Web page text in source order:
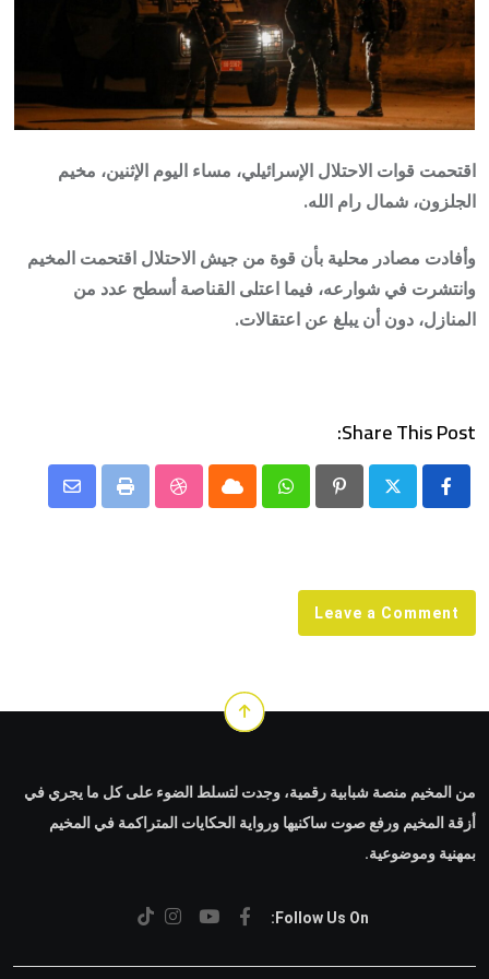
اقتحمت قوات الاحتلال الإسرائيلي، مساء اليوم الإثنين، مخيم
الجلزون، شمال رام الله.
وأفادت مصادر محلية بأن قوة من جيش الاحتلال اقتحمت المخيم
وانتشرت في شوارعه، فيما اعتلى القناصة أسطح عدد من
المنازل، دون أن يبلغ عن اعتقالات.
Share This Post:
Pinterest
Whatsapp
Cloud
StumbleUpon
Print
Share
Leave a Comment
من المخيم منصة شبابية رقمية، وجدت لتسلط الضوء على كل ما يجري في
أزقة المخيم ورفع صوت ساكنيها ورواية الحكايات المتراكمة في المخيم
بمهنية وموضوعية.
Follow Us On: